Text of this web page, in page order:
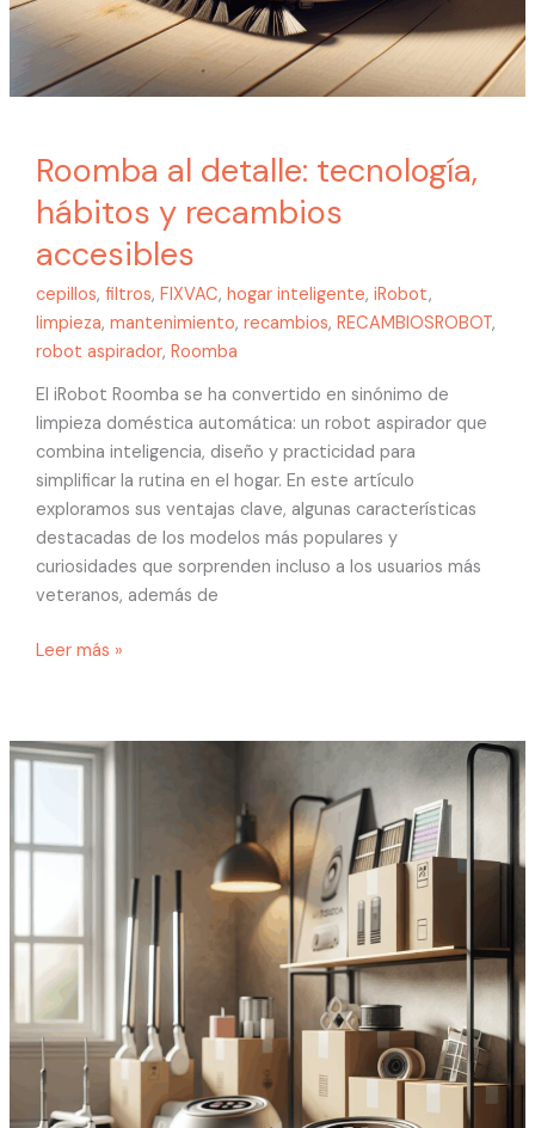
Roomba al detalle: tecnología,
hábitos y recambios
accesibles
cepillos, filtros, FIXVAC, hogar inteligente, iRobot,
limpieza, mantenimiento, recambios, RECAMBIOSROBOT,
robot aspirador, Roomba
El iRobot Roomba se ha convertido en sinónimo de
limpieza doméstica automática: un robot aspirador que
combina inteligencia, diseño y practicidad para
simplificar la rutina en el hogar. En este artículo
exploramos sus ventajas clave, algunas características
destacadas de los modelos más populares y
curiosidades que sorprenden incluso a los usuarios más
veteranos, además de
Leer más »
Robots
marcan
características,
curiosidades
dónde
conseguir
los
mejores